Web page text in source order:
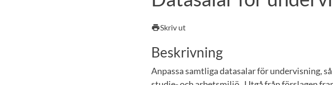
Kursplaner Välkomstbrev Personal Lediga jobb
printSkriv ut
Beskrivning
Anpassa samtliga datasalar för undervisning,